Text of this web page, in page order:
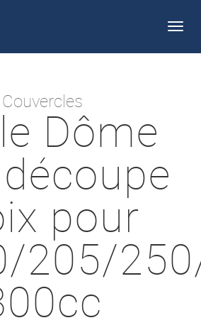
Couvercles
Dôme
pour
205/